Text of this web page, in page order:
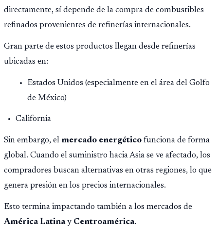
directamente, sí depende de la compra de combustibles
refinados provenientes de refinerías internacionales.
Gran parte de estos productos llegan desde refinerías
ubicadas en:
Estados Unidos (especialmente en el área del Golfo
de México)
California
Sin embargo, el mercado energético funciona de forma
global. Cuando el suministro hacia Asia se ve afectado, los
compradores buscan alternativas en otras regiones, lo que
genera presión en los precios internacionales.
Esto termina impactando también a los mercados de
América Latinay Centroamérica.